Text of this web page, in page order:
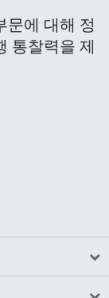
문에 대해 정
통찰력을 제